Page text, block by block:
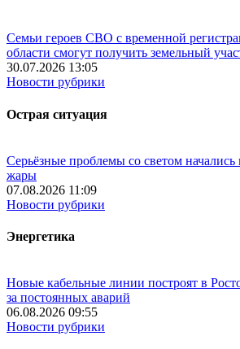
Семьи героев СВО с временной
области смогут получить земельный
30.07.2026 13:05
Новости рубрики
Острая ситуация
Серьёзные проблемы со светом начались
жары
07.08.2026 11:09
Новости рубрики
Энергетика
Новые кабельные линии построят в
за постоянных аварий
06.08.2026 09:55
Новости рубрики